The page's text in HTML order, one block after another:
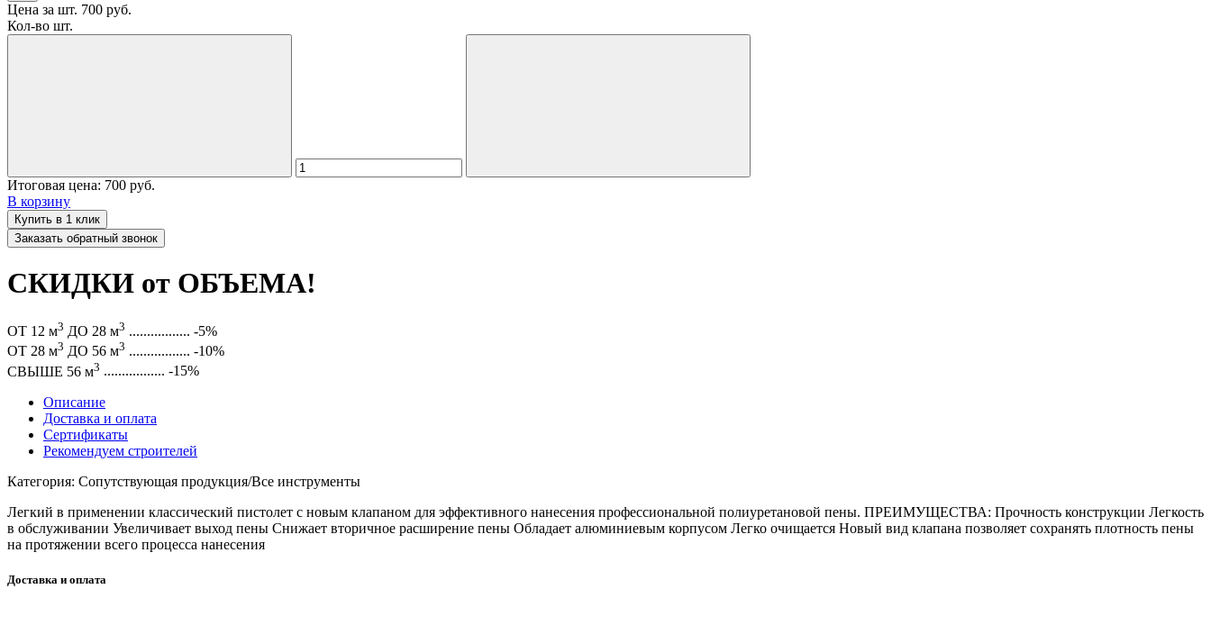
Цена за шт. 700 руб.
Кол-во шт.
Итоговая цена: 700 руб.
В корзину
Купить в 1 клик
Заказать обратный звонок
СКИДКИ от ОБЪЕМА!
ОТ 12 м3 ДО 28 м3 ................. -5%
ОТ 28 м3 ДО 56 м3 ................. -10%
СВЫШЕ 56 м3 ................. -15%
Описание
Доставка и оплата
Сертификаты
Рекомендуем строителей
Категория: Сопутствующая продукция/Все инструменты
Легкий в применении классический пистолет с новым клапаном для эффективного нанесения профессиональной полиуретановой пены. ПРЕИМУЩЕСТВА: Прочность конструкции Легкость
в обслуживании Увеличивает выход пены Снижает вторичное расширение пены Обладает алюминиевым корпусом Легко очищается Новый вид клапана позволяет сохранять плотность пены
на протяжении всего процесса нанесения
Доставка и оплата